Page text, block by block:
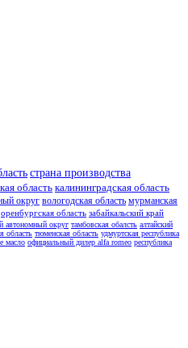
страна производства
областькалининградская область
округ вологодская область мурманская
оренбургская область забайкальский край
автономный округ тамбовская обалсть алтайский
область тюменская область удмуртская республика
масло официальный дилер alfa romeo республика